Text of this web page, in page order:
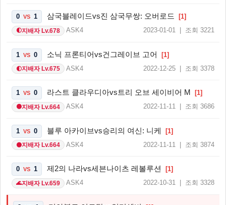
0 VS 1 삼국블레이드vs진 삼국무쌍: 오버로드 [1]
🌓지배자 Lv.678 ASK4 2023-01-01 | 조회 3221
1 VS 0 소닉 프론티어vs건그레이브 고어 [1]
🌓지배자 Lv.675 ASK4 2022-12-25 | 조회 3378
1 VS 0 라스트 클라우디아vs트리 오브 세이비어 M [1]
🌑지배자 Lv.664 ASK4 2022-11-11 | 조회 3686
1 VS 0 블루 아카이브vs승리의 여신: 니케 [1]
🌑지배자 Lv.664 ASK4 2022-11-11 | 조회 3874
0 VS 1 제2의 나라vs세븐나이츠 레볼루션 [1]
🌊지배자 Lv.659 ASK4 2022-10-31 | 조회 3328